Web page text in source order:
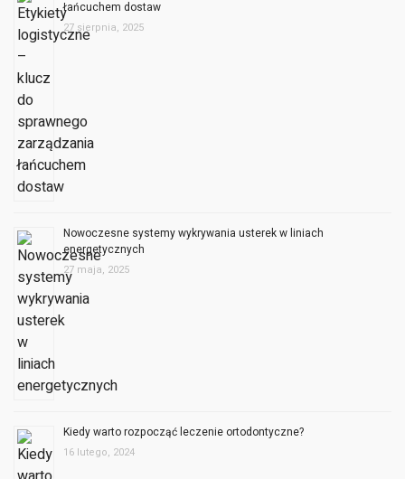
łańcuchem dostaw
27 sierpnia, 2025
Nowoczesne systemy wykrywania usterek w liniach
energetycznych
27 maja, 2025
Kiedy warto rozpocząć leczenie ortodontyczne?
16 lutego, 2024